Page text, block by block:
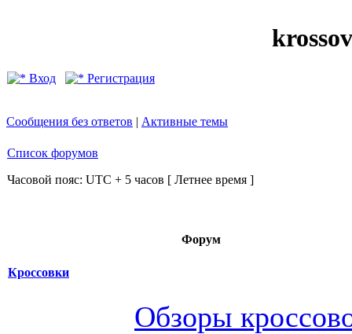
Вход Регистрация
Сообщения без ответов | Активные темы
Список форумов
Часовой пояс: UTC + 5 часов [ Летнее время ]
Форум
Кроссовки
Обзоры